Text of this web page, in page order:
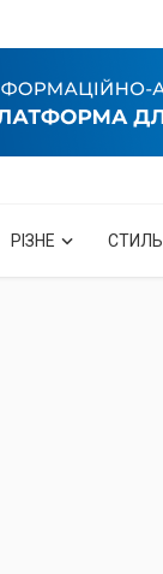
РІЗНЕ СТИЛЬ